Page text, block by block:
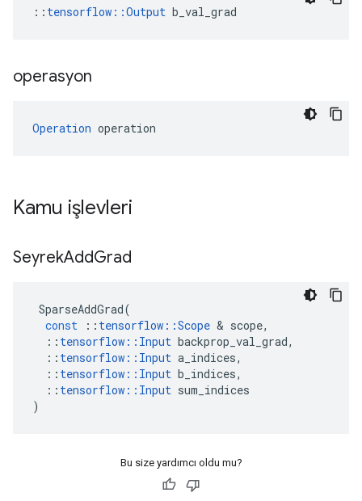
:: tensorflow::Output b_val_grad
operasyon
Operation operation
Kamu işlevleri
SeyrekAddGrad
SparseAddGrad(
const
:: tensorflow ::Scope & scope,
:: tensorflow :: Input backprop_val_grad,
:: tensorflow :: Input a_indices,
:: tensorflow :: Input b_indices,
:: tensorflow :: Input sum_indices
)
Bu size yardımcı oldu mu?